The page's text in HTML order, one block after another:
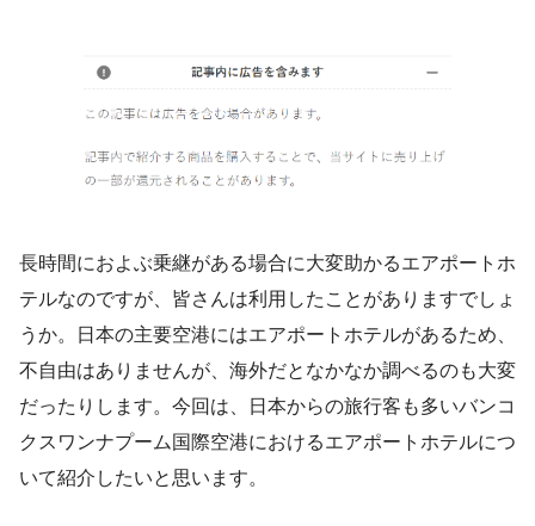
長時間におよぶ乗継がある場合に大変助かるエアポートホ
テルなのですが、皆さんは利用したことがありますでしょ
うか。日本の主要空港にはエアポートホテルがあるため、
不自由はありませんが、海外だとなかなか調べるのも大変
だったりします。今回は、日本からの旅行客も多いバンコ
クスワンナプーム国際空港におけるエアポートホテルにつ
いて紹介したいと思います。